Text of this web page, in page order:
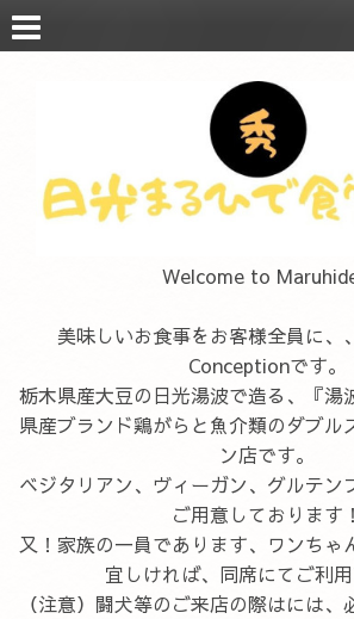
Welcome to
美味しいお食事をお客様全員に、
Conceptionです。
栃木県産大豆の日光湯波で造る、『湯
県産ブランド鶏がらと魚介類のダブル
ン店です。
ベジタリアン、ヴィーガン、グルテン
ご用意しております！
又！家族の一員であります、ワンちゃ
宜しければ、同席にてご利用
（注意）闘犬等のご来店の際はには